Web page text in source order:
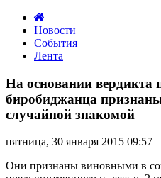
Новости
События
Лента
основании
вердикта
присяжных
два
признаны
в
На основании вердикта
биробиджанца
случайной знакомой
пятница, 30 января 2015 09:57
Они признаны виновными в